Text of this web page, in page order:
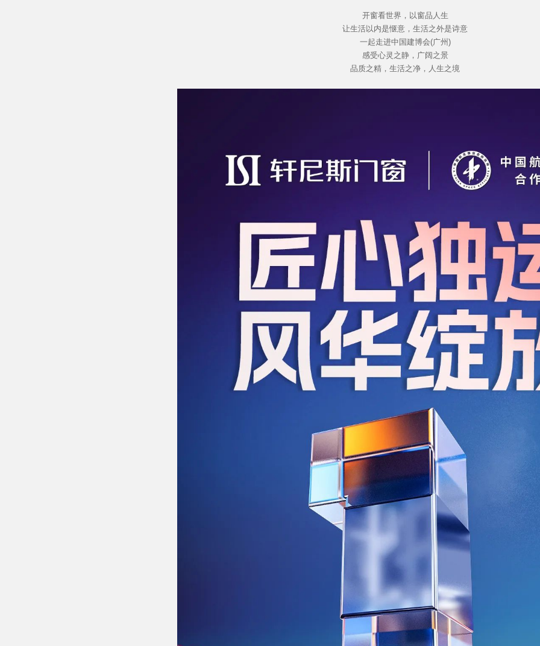
开窗看世界，以窗品人生
让生活以内是惬意，生活之外是诗意
一起走进中国建博会(广州)
感受心灵之静，广阔之景
品质之精，生活之净，人生之境